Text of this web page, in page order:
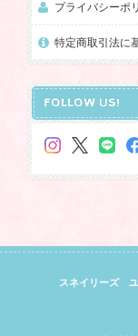
プライバシーポ
特定商取引法に
FOLLOW US!
スネイリーズ ユ